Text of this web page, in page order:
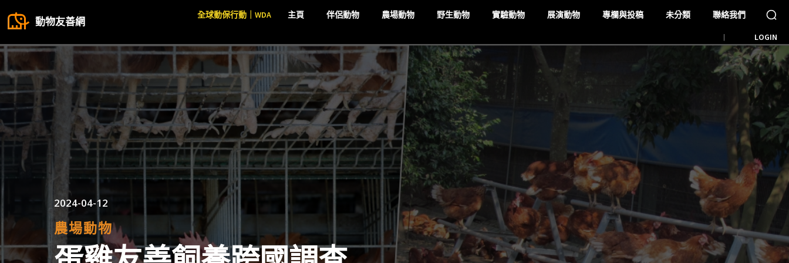
動物友善網
全球動保行動｜WDA 主頁 伴侶動物 農場動物 野生動物 實驗動物 展演動物 專欄與投稿 未分類 聯絡我們
LOGIN
2024-04-12
農場動物